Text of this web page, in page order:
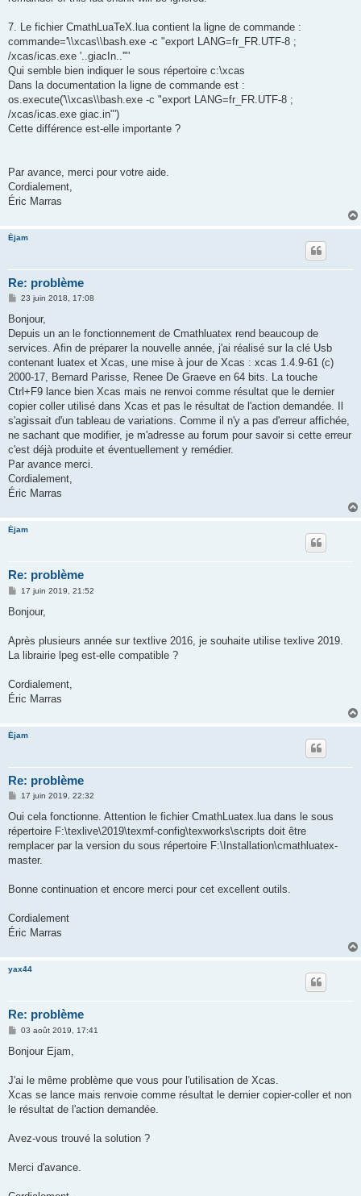
7. Le fichier CmathLuaTeX.lua contient la ligne de commande :
commande='\\xcas\\bash.exe -c "export LANG=fr_FR.UTF-8 ;
/xcas/icas.exe '..giacIn..'"'
Qui semble bien indiquer le sous répertoire c:\xcas
Dans la documentation la ligne de commande est :
os.execute('\\xcas\\bash.exe -c "export LANG=fr_FR.UTF-8 ;
/xcas/icas.exe giac.in"')
Cette différence est-elle importante ?
Par avance, merci pour votre aide.
Cordialement,
Éric Marras
Éjam
Re: problème
M
s
a
g
23 juin 2018, 17:08
Bonjour,
Depuis un an le fonctionnement de Cmathluatex rend beaucoup de
services. Afin de préparer la nouvelle année, j'ai réalisé sur la clé Usb
contenant luatex et Xcas, une mise à jour de Xcas : xcas 1.4.9-61 (c)
2000-17, Bernard Parisse, Renee De Graeve en 64 bits. La touche
Ctrl+F9 lance bien Xcas mais ne renvoi comme résultat que le dernier
copier coller utilisé dans Xcas et pas le résultat de l'action demandée. Il
s'agissait d'un tableau de variations. Comme il n'y a pas d'erreur affichée,
ne sachant que modifier, je m'adresse au forum pour savoir si cette erreur
c'est déjà produite et éventuellement y remédier.
Par avance merci.
Cordialement,
Éric Marras
Éjam
Re: problème
M
s
g
17 juin 2019, 21:52
Bonjour,
Après plusieurs année sur textlive 2016, je souhaite utilise texlive 2019.
La librairie lpeg est-elle compatible ?
Cordialement,
Éric Marras
Éjam
Re: problème
M
s
a
g
17 juin 2019, 22:32
Oui cela fonctionne. Attention le fichier CmathLuatex.lua dans le sous
répertoire F:\texlive\2019\texmf-config\texworks\scripts doit être
remplacer par la version du sous répertoire F:\Installation\cmathluatex-
master.
Bonne continuation et encore merci pour cet excellent outils.
Cordialement
Éric Marras
yax44
Re: problème
M
s
g
03 août 2019, 17:41
Bonjour Ejam,
J'ai le même problème que vous pour l'utilisation de Xcas.
Xcas se lance mais renvoie comme résultat le dernier copier-coller et non
le résultat de l'action demandée.
Avez-vous trouvé la solution ?
Merci d'avance.